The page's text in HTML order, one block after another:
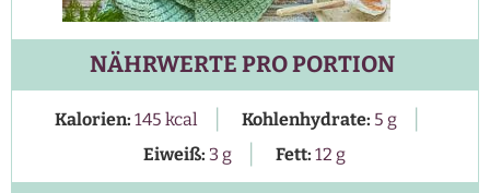
NÄHRWERTE PRO PORTION
Kalorien: 145 kcal | Kohlenhydrate: 5 g |
Eiweiß: 3 g | Fett: 12 g